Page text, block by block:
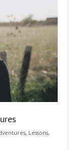
, Lessons,